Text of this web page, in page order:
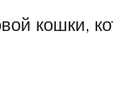
кошки,